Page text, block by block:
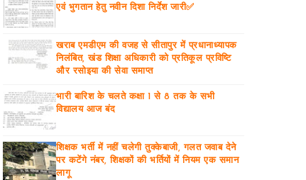
एवं भुगतान हेतु नवीन दिशा निर्देश जारी✅
खराब एमडीएम की वजह से सीतापुर में प्रधानाध्यापक
निलंबित, खंड शिक्षा अधिकारी को प्रतिकूल प्रविष्टि
और रसोइया की सेवा समाप्त
भारी बारिश के चलते कक्षा 1 से 8 तक के सभी
विद्यालय आज बंद
शिक्षक भर्ती में नहीं चलेगी तुक्केबाजी, गलत जवाब देने
पर कटेंगे नंबर, शिक्षकों की भर्तियों में नियम एक समान
लागू